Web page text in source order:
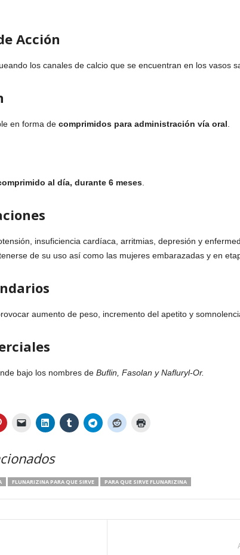
Acción
los canales de calcio que se encuentran en los vasos
en forma de comprimidos para administración vía oral
al día, durante 6 meses.
insuficiencia cardíaca, arritmias, depresión y
de su uso así como las mujeres embarazadas y en
aumento de peso, incremento del apetito y
bajo los nombres de Buflin, Fasolan y Nafluryl-Or.
FLUNARIZINA PARA QUE SIRVE PARA QUE SIRVE FLUNARIZINA